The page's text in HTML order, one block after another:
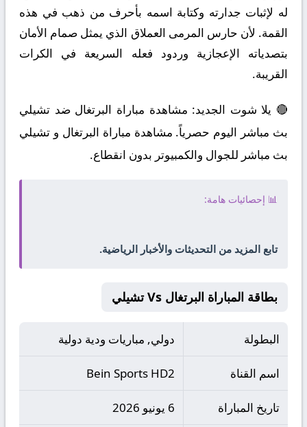
له لإثبات جدارته وكتابة اسمه بأحرف من ذهب في هذه
القمة. لأن حارس المرمى العملاق الذي يمثل صمام الأمان
بتصدياته الإعجازية وردود فعله السريعة في الكرات
القريبة.
🔴 يلا شوت الجديد: مشاهدة مباراة البرتغال ضد تشيلي
بث مباشر اليوم حصرياً. مشاهدة مباراة البرتغال و تشيلي
بث مباشر للجوال والكمبيوتر بدون انقطاع.
📊 إحصائيات هامة:
تابع المزيد من التحديثات والأخبار الرياضية.
بطاقة المباراة البرتغال Vs تشيلي
البطولة دولي, مباريات ودية دولية
اسم القناة Bein Sports HD2
تاريخ المباراة 6 يونيو 2026